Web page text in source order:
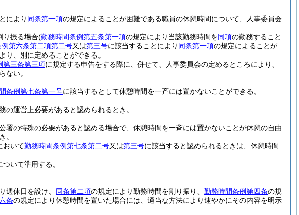
により 同条第一項の規定によることが困難である職員の休憩時間について、人事委員会
り振る場合(勤務時間条例第五条第一項の規定により当該勤務時間を同項の勤務すること
第六条第二項第二号又は第三号に該当することにより 同条第一項の規定によることが
、別に定めることができる。
第三条第三項に規定する申告をする際に、併せて、人事委員会の定めるところにより、
ない。
条例第七条第一号に該当するとして休憩時間を一斉には置かないことができる。
運営上必要があると認められるとき。
署の特殊の必要があると認める場合で、休憩時間を一斉には置かないことが休憩の自由
。
おいて勤務時間条例第七条第二号又は第三号に該当すると認められるときは、休憩時間
いて準用する。
週休日を設け、 同条第二項の規定により勤務時間を割り振り、 勤務時間条例第四条の規
条の規定により休憩時間を置いた場合には、適当な方法により速やかにその内容を明示